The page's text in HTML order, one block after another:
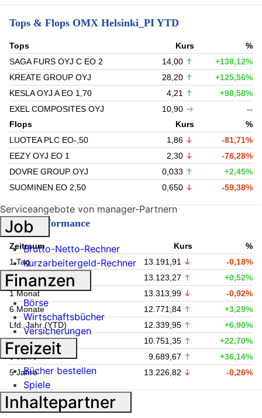
Tops & Flops OMX Helsinki_PI YTD
Tops Kurs
%
SAGA FURS OYJ C EO 2
14,00
+138,12%
KREATE GROUP OYJ
28,20
+125,56%
KESLA OYJ A EO 1,70
4,21
+98,58%
EXEL COMPOSITES OYJ
10,90
--
Flops
Kurs
%
LUOTEA PLC EO-,50
1,86
-81,71%
EEZY OYJ EO 1
2,30
-76,28%
DOVRE GROUP OYJ
0,033
+2,45%
SUOMINEN EO 2,50
0,650 -59,38%
Kursperformance
Zeitraum Kurs
%
1 Tag
13.191,91
-0,18%
1 Woche
13.123,27
+0,52%
1 Monat
13.313,99
-0,92%
6 Monate
12.771,84
+3,29%
Lfd. Jahr (YTD)
12.339,95
+6,90%
1 Jahr
10.751,35
+22,70%
3 Jahre
9.689,67
+36,14%
5 Jahre
13.226,82 -0,26%
Kursdaten
Serviceangebote von manager-Partnern
Job
Brutto-Netto-Rechner
Kurzarbeitergeld-Rechner
Finanzen
Börse
Wirtschaftsbücher
Versicherungen
Freizeit
Bücher bestellen
Spiele
Inhaltepartner